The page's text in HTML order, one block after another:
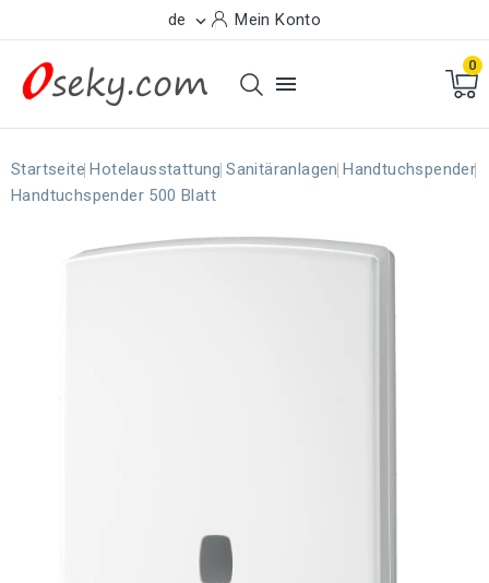
de  Mein Konto

0
Startseite Hotelausstattung Sanitäranlagen Handtuchspender
Handtuchspender 500 Blatt